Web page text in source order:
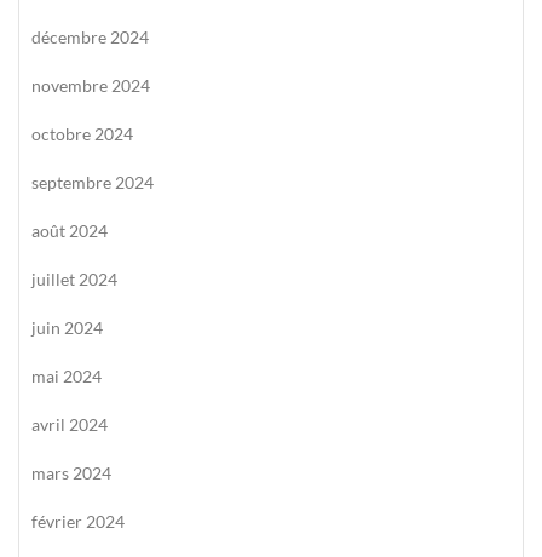
décembre 2024
novembre 2024
octobre 2024
septembre 2024
août 2024
juillet 2024
juin 2024
mai 2024
avril 2024
mars 2024
février 2024